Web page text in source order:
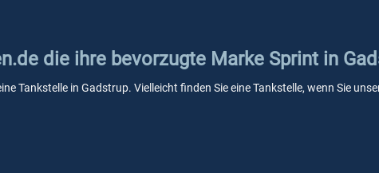
die ihre bevorzugte Marke Sprint in
Tankstelle in Gadstrup. Vielleicht finden Sie eine Tankstelle, wenn Sie